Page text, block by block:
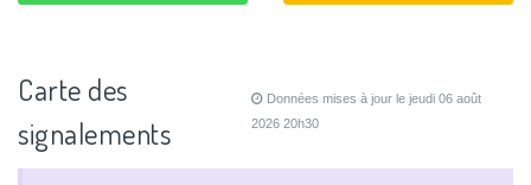
Carte des
signalements
Données mises à jour le jeudi 06 août
2026 20h30